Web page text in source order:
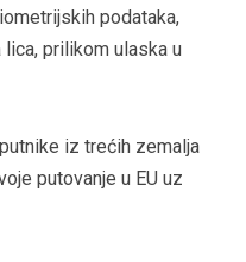
podataka,
prilikom ulaska u
iz trećih zemalja
putovanje u EU uz